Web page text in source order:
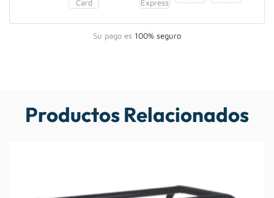
Su pago es 100% seguro
Productos Relacionados